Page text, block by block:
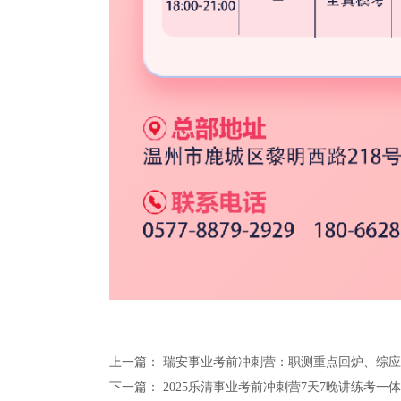
上一篇： 瑞安事业考前冲刺营：职测重点回炉、综
下一篇： 2025乐清事业考前冲刺营7天7晚讲练考一体